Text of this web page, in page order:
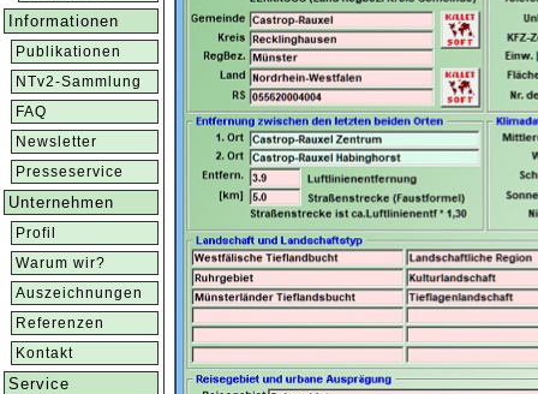
Informationen
Publikationen
NTv2-Sammlung
FAQ
Newsletter
Presseservice
Unternehmen
Profil
Warum wir?
Auszeichnungen
Referenzen
Kontakt
Service